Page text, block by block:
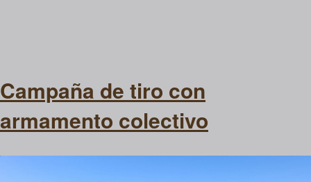
Campaña de tiro con
armamento colectivo